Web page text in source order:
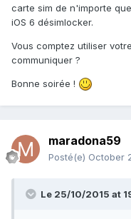
carte sim de n'importe
iOS 6 désimlocker.
Vous comptez utiliser
communiquer ?
Bonne soirée !
maradona59
Posté(e) October
Le 25/10/2015 at